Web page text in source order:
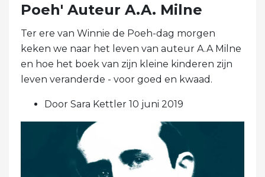
Poeh' Auteur A.A. Milne
Ter ere van Winnie de Poeh-dag morgen
keken we naar het leven van auteur A.A Milne
en hoe het boek van zijn kleine kinderen zijn
leven veranderde - voor goed en kwaad.
Door Sara Kettler 10 juni 2019